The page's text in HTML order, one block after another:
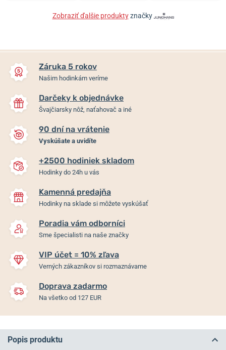
Zobraziť ďalšie produktyznačky
Záruka 5 rokov
Našim hodinkám veríme
Darčeky k objednávke
Švajčiarsky nôž, naťahovač a iné
90 dní na vrátenie
Vyskúšate a uvidíte
+2500 hodiniek skladom
Hodinky do 24h u vás
Kamenná predajňa
Hodinky na sklade si môžete vyskúšať
Poradia vám odborníci
Sme špecialisti na naše značky
VIP účet = 10% zľava
Verných zákazníkov si rozmaznávame
Doprava zadarmo
Na všetko od 127 EUR
Popis produktu